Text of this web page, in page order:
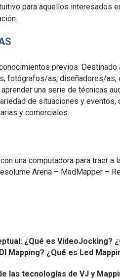
para aquellos interesados
previos.
fotógrafos/as, diseñadores/
una serie de técnicas
de situaciones y
y comerciales.
una computadora para traer a
Arena – MadMapper –
¿Qué es VideoJocking?
Mapping? ¿Qué es Led
las tecnologías de VJ y